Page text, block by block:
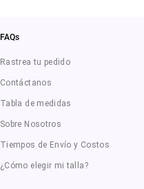
FAQs
Rastrea tu pedido
Contáctanos
Tabla de medidas
Sobre Nosotros
Tiempos de Envío y Costos
¿Cómo elegir mi talla?